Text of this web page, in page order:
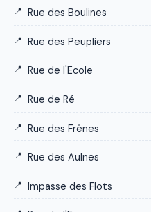
Rue des Boulines
Rue des Peupliers
Rue de l'Ecole
Rue de Ré
Rue des Frênes
Rue des Aulnes
Impasse des Flots